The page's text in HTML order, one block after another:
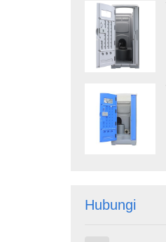
Hubungi